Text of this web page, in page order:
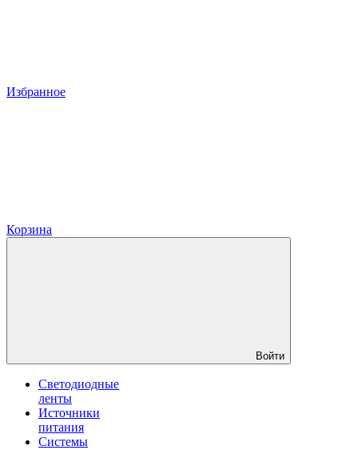
Избранное
Корзина
Войти
Светодиодные
ленты
Источники
питания
Системы